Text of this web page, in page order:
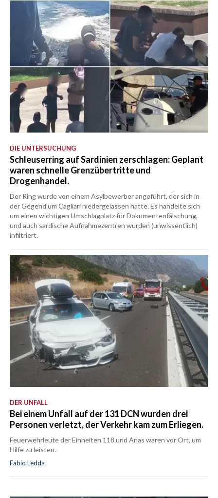
DIE UNTERSUCHUNG
Schleuserring auf Sardinien zerschlagen: Geplant
waren schnelle Grenzübertritte und
Drogenhandel.
Der Ring wurde von einem Asylbewerber angeführt, der sich in
der Gegend um Cagliari niedergelassen hatte. Es handelte sich
um einen wichtigen Umschlagplatz für Dokumentenfälschung,
und auch sardische Aufnahmezentren wurden (unwissentlich)
infiltriert.
DER UNFALL
Bei einem Unfall auf der 131 DCN wurden drei
Personen verletzt, der Verkehr kam zum Erliegen.
Feuerwehrleute der Einheiten 118 und Anas waren vor Ort, um
Hilfe zu leisten.
Fabio Ledda